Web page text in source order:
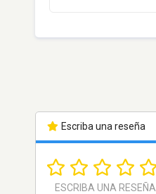
Escriba una reseña